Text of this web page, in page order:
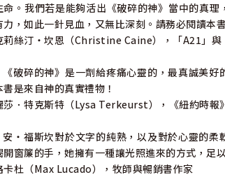
命。我們若是能夠活出《破碎的神》當中的真
力，如此一針見血，又無比深刻。請務必閱讀本
莉絲汀・坎恩（Christine Caine），「A21」與
破碎的神》是一劑給疼痛心靈的，最真誠美好
書是來自神的真實禮物！
莎．特克斯特（Lysa Terkeurst），《紐約時報
・福斯坎對於文字的純熟，以及對於心靈的柔
開窗簾的手，她擁有一種讓光照進來的方式，足
卡杜（Max Lucado），牧師與暢銷書作家